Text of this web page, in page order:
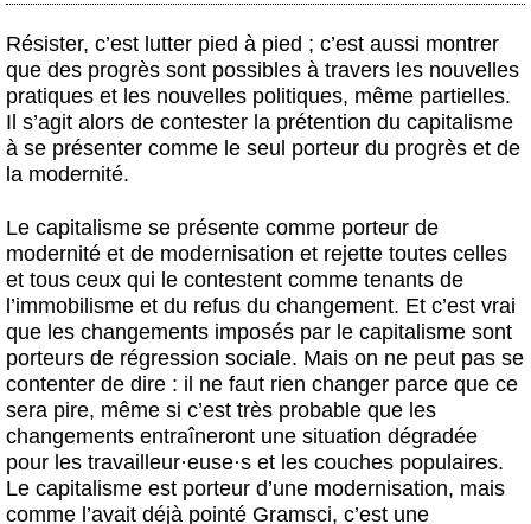
Résister, c’est lutter pied à pied ; c’est aussi montrer
que des progrès sont possibles à travers les nouvelles
pratiques et les nouvelles politiques, même partielles.
Il s’agit alors de contester la prétention du capitalisme
à se présenter comme le seul porteur du progrès et de
la modernité.
Le capitalisme se présente comme porteur de
modernité et de modernisation et rejette toutes celles
et tous ceux qui le contestent comme tenants de
l’immobilisme et du refus du changement. Et c’est vrai
que les changements imposés par le capitalisme sont
porteurs de régression sociale. Mais on ne peut pas se
contenter de dire : il ne faut rien changer parce que ce
sera pire, même si c’est très probable que les
changements entraîneront une situation dégradée
pour les travailleur·euse·s et les couches populaires.
Le capitalisme est porteur d’une modernisation, mais
comme l’avait déjà pointé Gramsci, c’est une